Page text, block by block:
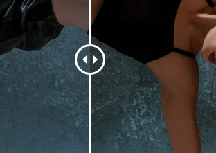
Ürün Rötuş Hizmetleri Mücevher Rötuş